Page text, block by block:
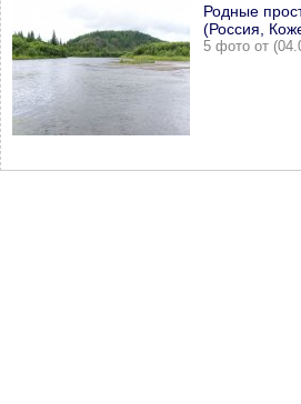
Родные
(Россия,
5 фото от